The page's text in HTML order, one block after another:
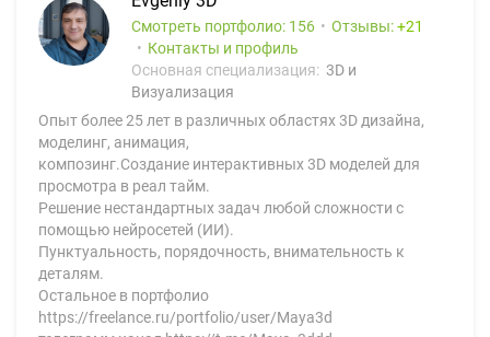
Смотреть портфолио: 156 Отзывы:
21
Контакты и профиль
Основная специализация: 3D и
Визуализация
Опыт более 25 лет в различных областях 3D дизайна,
моделинг, анимация,
композинг.Создание интерактивных 3D моделей для
просмотра в реал тайм.
Решение нестандартных задач любой сложности с
помощью нейросетей (ИИ).
Пунктуальность, порядочность, внимательность к
деталям.
Остальное в портфолио
https://freelance.ru/portfolio/user/Maya3d